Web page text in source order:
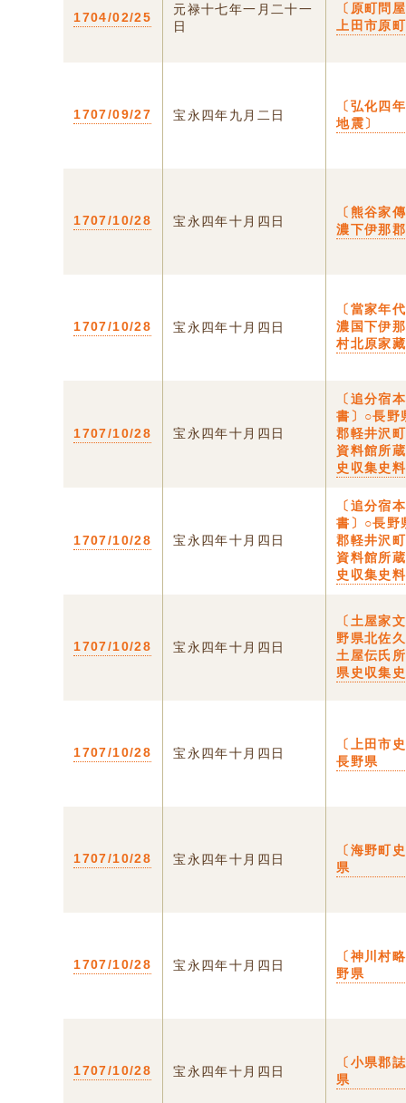
1704/02/25
元禄十七年一月二十一
日
〔原町問
上田市原町
1707/09/27 宝永四年九月二日
〔弘化四
地震〕
1707/10/28 宝永四年十月四日
〔熊谷家
濃下伊那郡
1707/10/28 宝永四年十月四日
〔當家年
濃国下伊
村北原家藏
1707/10/28 宝永四年十月四日
〔追分宿
書〕○長野
郡軽井沢
資料館所
史収集史
1707/10/28 宝永四年十月四日
〔追分宿
書〕○長野
郡軽井沢
資料館所
史収集史
1707/10/28 宝永四年十月四日
〔土屋家
野県北佐
土屋伝氏
県史収集
1707/10/28 宝永四年十月四日
〔上田市
長野県
1707/10/28 宝永四年十月四日
〔海野町
県
1707/10/28 宝永四年十月四日
〔神川村
野県
1707/10/28 宝永四年十月四日
〔小県郡
県